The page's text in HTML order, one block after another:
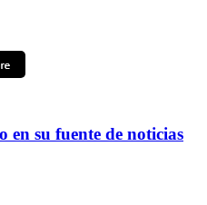
en su fuente de noticias